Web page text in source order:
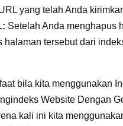
yang telah Anda
Setelah Anda menghapus
halaman tersebut dari
bila kita menggunakan
Website Dengan
kali ini kita